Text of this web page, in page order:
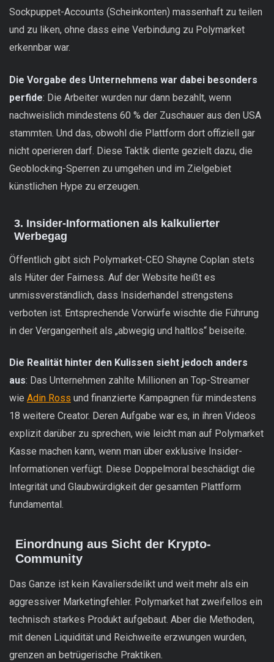
Sockpuppet-Accounts (Scheinkonten) massenhaft zu teilen
und zu liken, ohne dass eine Verbindung zu Polymarket
erkennbar war.
Die Vorgabe des Unternehmens war dabei besonders
perfide: Die Arbeiter wurden nur dann bezahlt, wenn
nachweislich mindestens 60 % der Zuschauer aus den USA
stammten. Und das, obwohl die Plattform dort offiziell gar
nicht operieren darf. Diese Taktik diente gezielt dazu, die
Geoblocking-Sperren zu umgehen und im Zielgebiet
künstlichen Hype zu erzeugen.
3. Insider-Informationen als kalkulierter
Werbegag
Öffentlich gibt sich Polymarket-CEO Shayne Coplan stets
als Hüter der Fairness. Auf der Website heißt es
unmissverständlich, dass Insiderhandel strengstens
verboten ist. Entsprechende Vorwürfe wischte die Führung
in der Vergangenheit als „abwegig und haltlos“ beiseite.
Die Realität hinter den Kulissen sieht jedoch anders
aus: Das Unternehmen zahlte Millionen an Top-Streamer
wie Adin Ross und finanzierte Kampagnen für mindestens
18 weitere Creator. Deren Aufgabe war es, in ihren Videos
explizit darüber zu sprechen, wie leicht man auf Polymarket
Kasse machen kann, wenn man über exklusive Insider-
Informationen verfügt. Diese Doppelmoral beschädigt die
Integrität und Glaubwürdigkeit der gesamten Plattform
fundamental.
Einordnung aus Sicht der Krypto-
Community
Das Ganze ist kein Kavaliersdelikt und weit mehr als ein
aggressiver Marketingfehler. Polymarket hat zweifellos ein
technisch starkes Produkt aufgebaut. Aber die Methoden,
mit denen Liquidität und Reichweite erzwungen wurden,
grenzen an betrügerische Praktiken.